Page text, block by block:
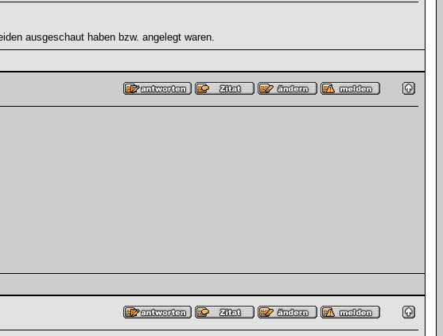
ausgeschaut haben bzw. angelegt waren.